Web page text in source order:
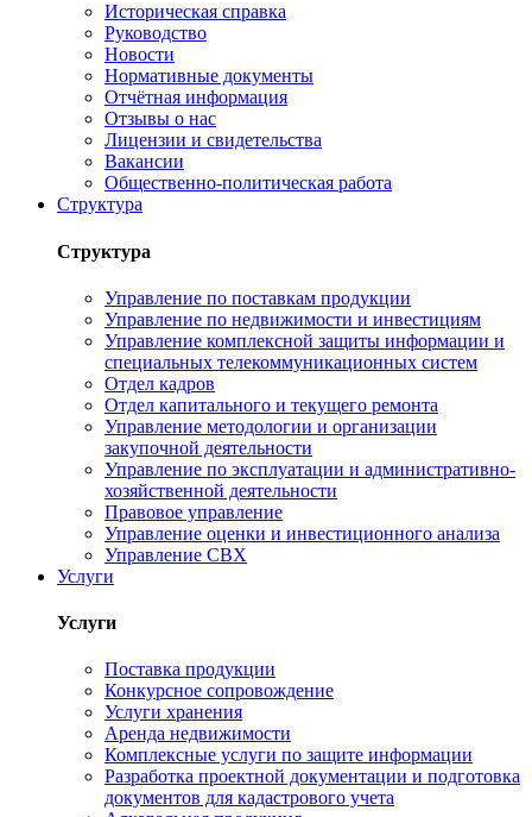
Историческая справка
Руководство
Новости
Нормативные документы
Отчётная информация
Отзывы о нас
Лицензии и свидетельства
Вакансии
Общественно-политическая работа
Структура
Структура
Управление по поставкам продукции
Управление по недвижимости и инвестициям
Управление комплексной защиты информации и
специальных телекоммуникационных систем
Отдел кадров
Отдел капитального и текущего ремонта
Управление методологии и организации
закупочной деятельности
Управление по эксплуатации и административно-
хозяйственной деятельности
Правовое управление
Управление оценки и инвестиционного анализа
Управление СВХ
Услуги
Услуги
Поставка продукции
Конкурсное сопровождение
Услуги хранения
Аренда недвижимости
Комплексные услуги по защите информации
Разработка проектной документации и подготовка
документов для кадастрового учета